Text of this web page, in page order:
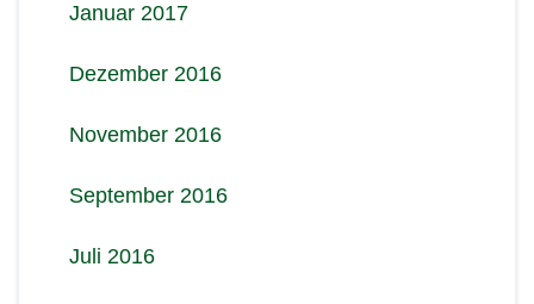
Januar 2017
Dezember 2016
November 2016
September 2016
Juli 2016